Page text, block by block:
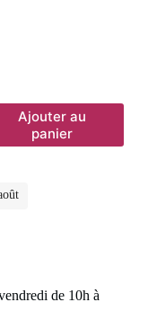
Ajouter au
panier
de 10h à